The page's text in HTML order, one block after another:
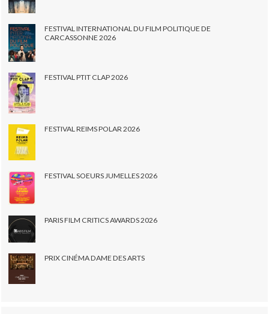
FESTIVAL INTERNATIONAL DU FILM POLITIQUE DE
CARCASSONNE 2026
FESTIVAL PTIT CLAP 2026
FESTIVAL REIMS POLAR 2026
FESTIVAL SOEURS JUMELLES 2026
PARIS FILM CRITICS AWARDS 2026
PRIX CINÉMA DAME DES ARTS